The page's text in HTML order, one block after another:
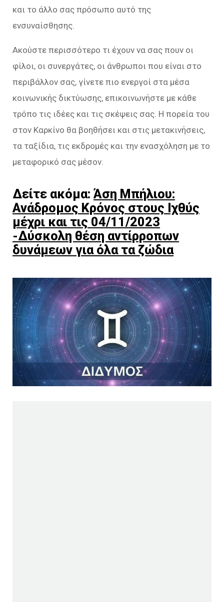
και το άλλο σας πρόσωπο αυτό της
ενσυναίσθησης.
Ακούστε περισσότερο τι έχουν να σας πουν οι
φίλοι, οι συνεργάτες, οι άνθρωποι που είναι στο
περιβάλλον σας, γίνετε πιο ενεργοί στα μέσα
κοινωνικής δικτύωσης, επικοινωνήστε με κάθε
τρόπο τις ιδέες και τις σκέψεις σας. Η πορεία του
στον Καρκίνο θα βοηθήσει και στις μετακινήσεις,
τα ταξίδια, τις εκδρομές και την ενασχόληση με το
μεταφορικό σας μέσον.
Δείτε ακόμα: Άση Μπήλιου:
Ανάδρομος Κρόνος στους Ιχθύς
μέχρι και τις 04/11/2023
-Δύσκολη θέση αντίρροπων
δυνάμεων για όλα τα ζώδια